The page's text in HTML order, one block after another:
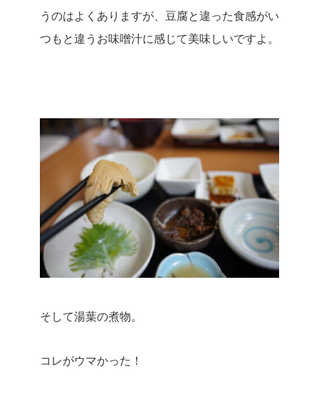
うのはよくありますが、豆腐と違った食感がい
つもと違うお味噌汁に感じて美味しいですよ。
そして湯葉の煮物。
コレがウマかった！